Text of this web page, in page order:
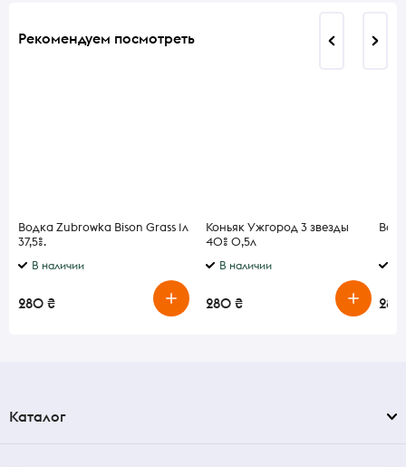
Рекомендуем посмотреть
Водка Zubrowka Bison Grass 1л
37,5%.
В наличии
280 ₴
Коньяк Ужгород 3 звезды
40% 0,5л
В наличии
280 ₴ 285
Каталог